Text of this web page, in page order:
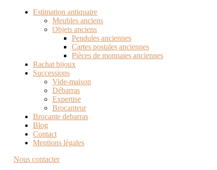
Estimation antiquaire
Meubles anciens
Objets anciens
Pendules anciennes
Cartes postales anciennes
Pièces de monnaies anciennes
Rachat bijoux
Successions
Vide-maison
Débarras
Expertise
Brocanteur
Brocante debarras
Blog
Contact
Mentions légales
Nous contacter